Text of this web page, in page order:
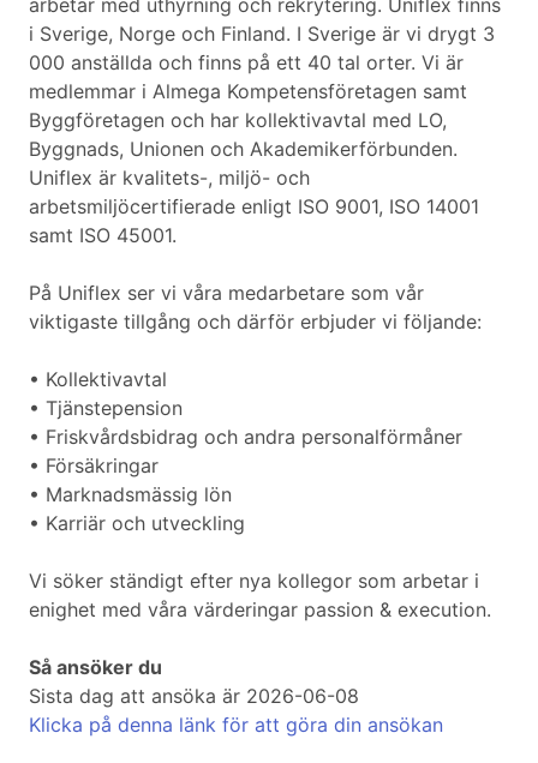
arbetar med uthyrning och rekrytering. Uniflex finns
i Sverige, Norge och Finland. I Sverige är vi drygt 3
000 anställda och finns på ett 40 tal orter. Vi är
medlemmar i Almega Kompetensföretagen samt
Byggföretagen och har kollektivavtal med LO,
Byggnads, Unionen och Akademikerförbunden.
Uniflex är kvalitets-, miljö- och
arbetsmiljöcertifierade enligt ISO 9001, ISO 14001
samt ISO 45001.
På Uniflex ser vi våra medarbetare som vår
viktigaste tillgång och därför erbjuder vi följande:
• Kollektivavtal
• Tjänstepension
• Friskvårdsbidrag och andra personalförmåner
• Försäkringar
• Marknadsmässig lön
• Karriär och utveckling
Vi söker ständigt efter nya kollegor som arbetar i
enighet med våra värderingar passion & execution.
Så ansöker du
Sista dag att ansöka är 2026-06-08
Klicka på denna länk för att göra din ansökan